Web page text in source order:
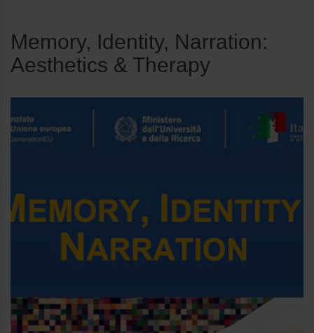
Memory, Identity, Narration:
Aesthetics & Therapy